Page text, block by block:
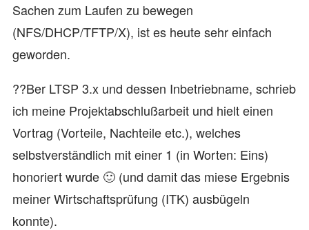
Sachen zum Laufen zu bewegen
(NFS/DHCP/TFTP/X), ist es heute sehr einfach
geworden.
??Ber LTSP 3.x und dessen Inbetriebname, schrieb
ich meine Projektabschlußarbeit und hielt einen
Vortrag (Vorteile, Nachteile etc.), welches
selbstverständlich mit einer 1 (in Worten: Eins)
honoriert wurde 🙂 (und damit das miese Ergebnis
meiner Wirtschaftsprüfung (ITK) ausbügeln
konnte).